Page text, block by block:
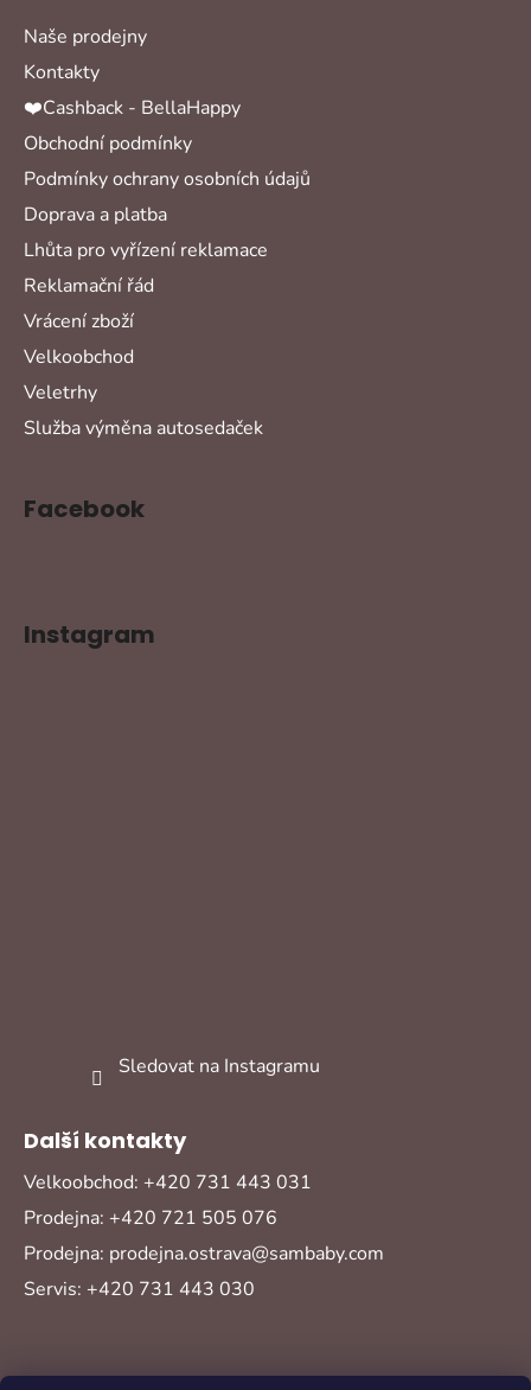
Naše prodejny
Kontakty
❤️Cashback - BellaHappy
Obchodní podmínky
Podmínky ochrany osobních údajů
Doprava a platba
Lhůta pro vyřízení reklamace
Reklamační řád
Vrácení zboží
Velkoobchod
Veletrhy
Služba výměna autosedaček
Facebook
Instagram
Sledovat na Instagramu
Další kontakty
Velkoobchod: +420 731 443 031
Prodejna: +420 721 505 076
Prodejna: prodejna.ostrava@sambaby.com
Servis: +420 731 443 030